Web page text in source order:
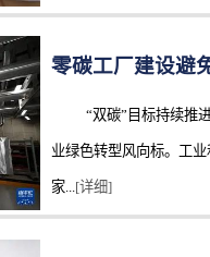
零碳工厂建设避
“双碳”目标持续推
业绿色转型风向标。工
家...[详细]